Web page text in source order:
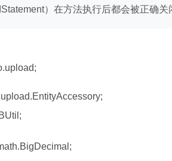
）在方法执行后都会被正确